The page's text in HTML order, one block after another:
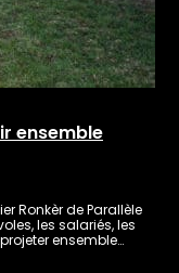
ensemble
Ronkèr de Parallèle
les salariés, les
ensemble…